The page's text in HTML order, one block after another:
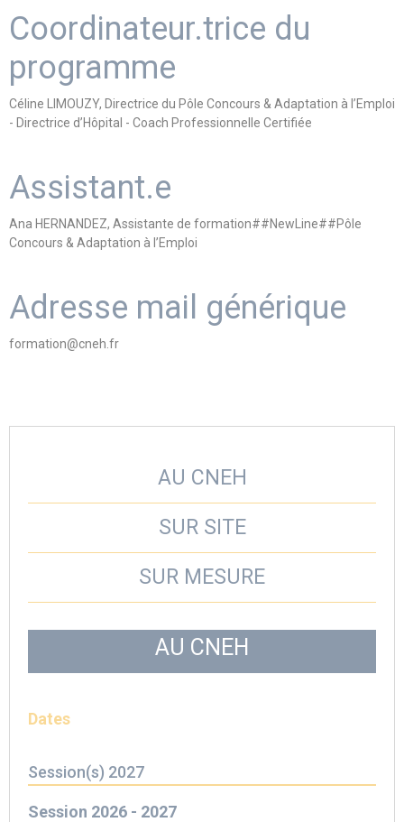
Coordinateur.trice du
programme
Céline LIMOUZY, Directrice du Pôle Concours & Adaptation à l’Emploi
- Directrice d’Hôpital - Coach Professionnelle Certifiée
Assistant.e
Ana HERNANDEZ, Assistante de formation##NewLine##Pôle
Concours & Adaptation à l’Emploi
Adresse mail générique
formation@cneh.fr
AU CNEH
SUR SITE
SUR MESURE
AU CNEH
Dates
Session(s) 2027
Session 2026 - 2027